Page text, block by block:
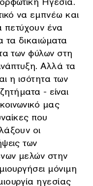
να εμπνέω και
ένα
τα δικαιώματα
των φύλων στη
Αλλά τα
η ισότητα των
- είναι
μας
που
οι
των
μελών στην
μόνιμη
ηγεσίας